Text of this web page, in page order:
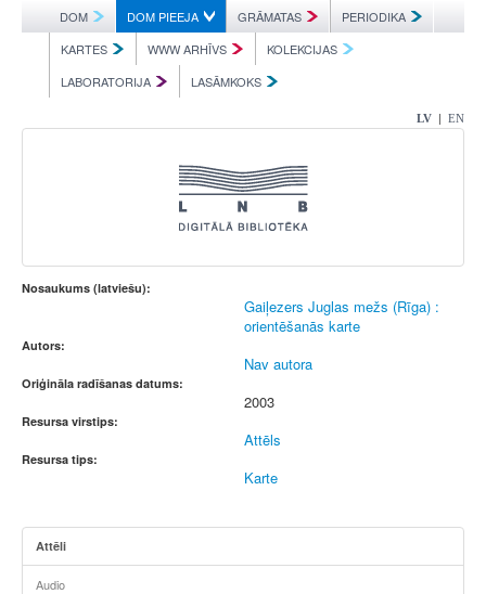
DOM DOM PIEEJA GRĀMATAS
PERIODIKA
KARTES
WWW ARHĪVS
KOLEKCIJAS
LABORATORIJA
LASĀMKOKS
LV | EN
Nosaukums (latviešu):
Gaiļezers Juglas mežs (Rīga) :
orientēšanās karte
Autors:
Nav autora
Oriģināla radīšanas datums:
2003
Resursa virstips:
Attēls
Resursa tips:
Karte
Attēli
Audio